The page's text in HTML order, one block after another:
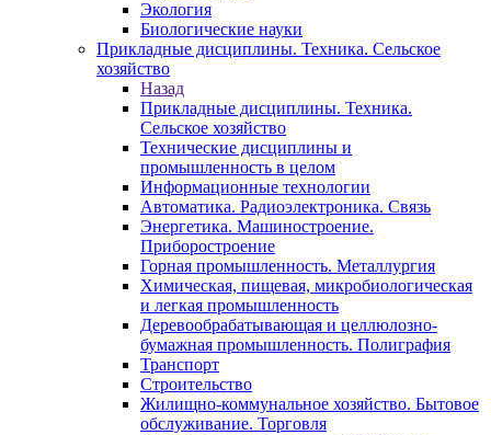
Экология
Биологические науки
Прикладные дисциплины. Техника. Сельское
хозяйство
Назад
Прикладные дисциплины. Техника.
Сельское хозяйство
Технические дисциплины и
промышленность в целом
Информационные технологии
Автоматика. Радиоэлектроника. Связь
Энергетика. Машиностроение.
Приборостроение
Горная промышленность. Металлургия
Химическая, пищевая, микробиологическая
и легкая промышленность
Деревообрабатывающая и целлюлозно-
бумажная промышленность. Полиграфия
Транспорт
Строительство
Жилищно-коммунальное хозяйство. Бытовое
обслуживание. Торговля